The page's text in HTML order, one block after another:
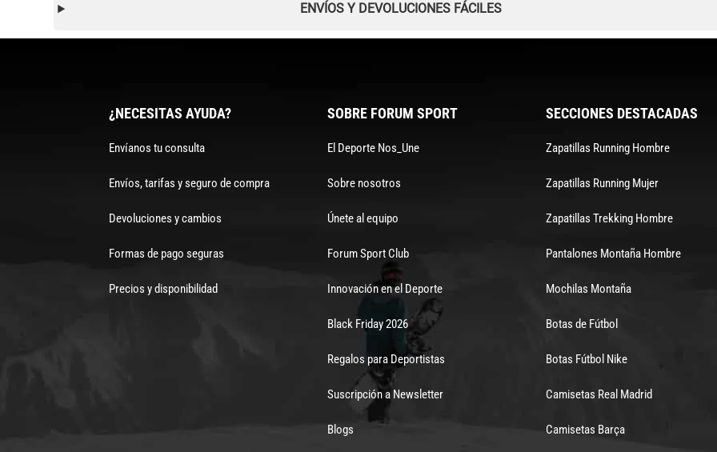
ENVÍOS Y DEVOLUCIONES FÁCILES
¿NECESITAS AYUDA?
Envíanos tu consulta
Envíos, tarifas y seguro de compra
Devoluciones y cambios
Formas de pago seguras
Precios y disponibilidad
SOBRE FORUM SPORT
El Deporte Nos_Une
Sobre nosotros
Únete al equipo
Forum Sport Club
Innovación en el Deporte
Black Friday 2026
Regalos para Deportistas
Suscripción a Newsletter
Blogs
SECCIONES DESTACADAS
Zapatillas Running Hombre
Zapatillas Running Mujer
Zapatillas Trekking Hombre
Pantalones Montaña Hombre
Mochilas Montaña
Botas de Fútbol
Botas Fútbol Nike
Camisetas Real Madrid
Camisetas Barça